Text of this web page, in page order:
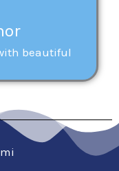
beautiful